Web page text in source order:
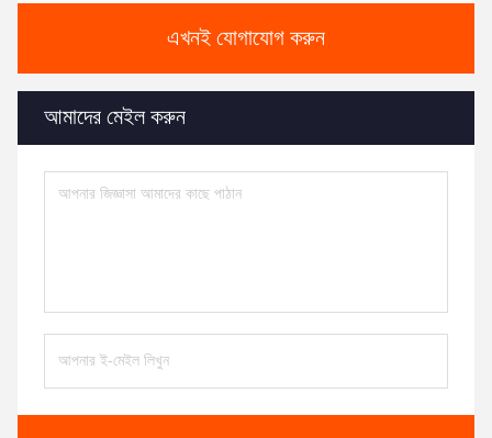
এখনই যোগাযোগ করুন
আমাদের মেইল করুন